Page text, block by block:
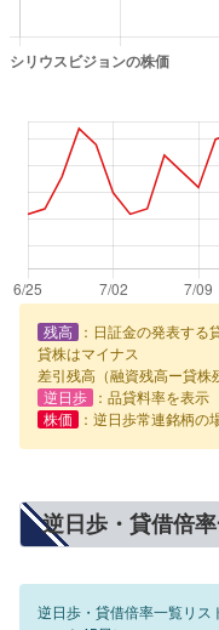
残高
：日証金の発表する
貸株はマイナス
差引残高（融資残高ー貸株
逆日歩
：品貸料率を表示
株価
：逆日歩常連銘柄の
逆日歩・貸借倍
逆日歩・貸借倍率一覧リス